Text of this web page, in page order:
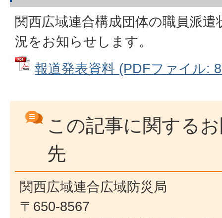
関西広域連合構成団体の職員派
況をお知らせします。
報道発表資料 (PDFファイル:
この記事に関する
先
関西広域連合広域防災局
〒650-8567